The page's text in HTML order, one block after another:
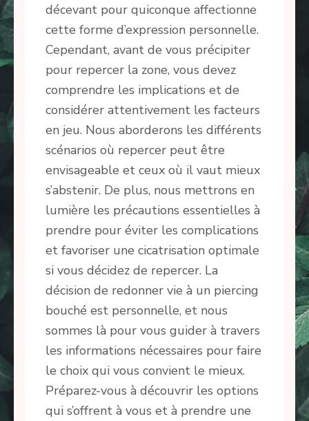
décevant pour quiconque affectionne
cette forme d’expression personnelle.
Cependant, avant de vous précipiter
pour repercer la zone, vous devez
comprendre les implications et de
considérer attentivement les facteurs
en jeu. Nous aborderons les différents
scénarios où repercer peut être
envisageable et ceux où il vaut mieux
s’abstenir. De plus, nous mettrons en
lumière les précautions essentielles à
prendre pour éviter les complications
et favoriser une cicatrisation optimale
si vous décidez de repercer. La
décision de redonner vie à un piercing
bouché est personnelle, et nous
sommes là pour vous guider à travers
les informations nécessaires pour faire
le choix qui vous convient le mieux.
Préparez-vous à découvrir les options
qui s’offrent à vous et à prendre une